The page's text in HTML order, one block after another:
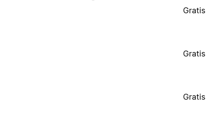
Gratis
Gratis
Gratis